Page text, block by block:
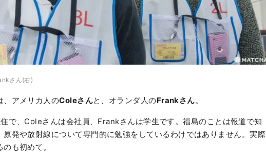
さん(右)
、アメリカ人のColeさんと、オランダ人のFrankさん。
で、Coleさんは会社員、Frankさんは学生です。福島のことは報道で知
原発や放射線について専門的に勉強をしているわけではありません。実際
も初めて。